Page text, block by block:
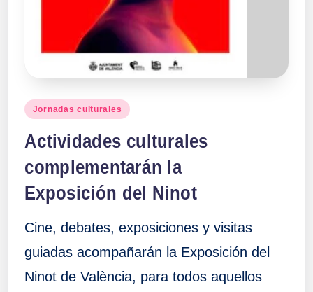
Publicado
Jornadas culturales
Actividades culturales
complementarán la
Exposición del Ninot
Cine, debates, exposiciones y visitas
guiadas acompañarán la Exposición del
Ninot de València, para todos aquellos